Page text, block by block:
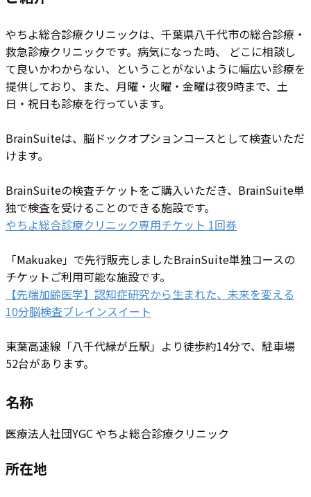
やちよ総合診療クリニック​は、千葉県⼋千代市の総合診療・
救急診療クリニックです。病気になった時、 どこに相談し
て良いかわからない、ということがないように幅広い診療を
提供しており、また、月曜・火曜・金曜は夜9時まで、土
日・祝日も診療を行っています。
BrainSuiteは、脳ドックオプションコースとして検査いただ
けます。
BrainSuiteの検査チケットをご購入いただき、BrainSuite単
独で検査を受けることのできる施設です。
やちよ総合診療クリニック専用チケット 1回券
「Makuake」で先行販売しましたBrainSuite単独コースの
チケットご利用可能な施設です。
【先端加齢医学】認知症研究から生まれた、未来を変える
10分脳検査ブレインスイート
東葉高速線「八千代緑が丘駅」より徒歩約14分で、駐車場
52台があります。
名称
医療法人社団YGC やちよ総合診療クリニック
所在地